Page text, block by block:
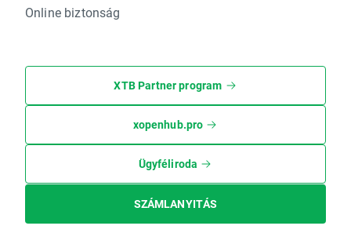
Online biztonság
XTB Partner program
xopenhub.pro
Ügyféliroda
SZÁMLANYITÁS